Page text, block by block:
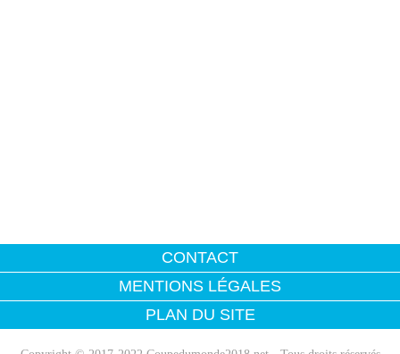
CONTACT
MENTIONS LÉGALES
PLAN DU SITE